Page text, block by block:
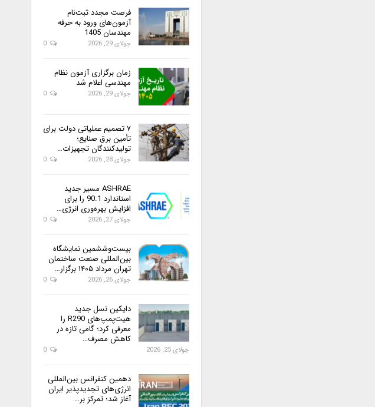
فرصت مجدد ثبت‌نام
آزمون‌های ورود به حرفه
مهندسان 1405
جولای 29, 2026
زمان برگزاری آزمون نظام
مهندسی اعلام شد
جولای 29, 2026
۷ تصمیم عملیاتی دولت برای
تأمین برق صنایع؛
تولیدکنندگان تجهیزات…
جولای 28, 2026
ASHRAE مسیر جدید
استاندارد 90.1 را برای
افزایش بهره‌وری انرژی…
جولای 27, 2026
بیست‌وششمین نمایشگاه
بین‌المللی صنعت ساختمان
تهران مرداد ۱۴۰۵ برگزار…
جولای 26, 2026
دایکین نسل جدید
هیت‌پمپ‌های R290 را
معرفی کرد؛ گامی تازه در
کاهش مصرف…
جولای 25, 2026
دهمین کنفرانس بین‌المللی
انرژی‌های تجدیدپذیر ایران
آغاز شد؛ تمرکز بر…